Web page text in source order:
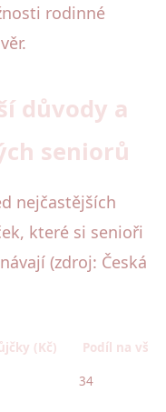
rodinné
důvody a
seniorů
nejčastějších
které si senioři
(zdroj: Česká
(Kč) Podíl na
34